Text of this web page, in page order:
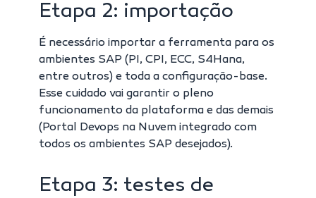
Etapa 2: importação
É necessário importar a ferramenta para os
ambientes SAP (PI, CPI, ECC, S4Hana,
entre outros) e toda a configuração-base.
Esse cuidado vai garantir o pleno
funcionamento da plataforma e das demais
(Portal Devops na Nuvem integrado com
todos os ambientes SAP desejados).
Etapa 3: testes de